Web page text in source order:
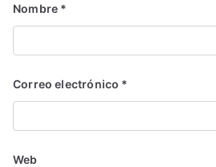
Nombre *
Correo electrónico *
Web